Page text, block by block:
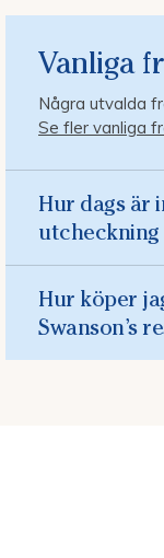
Vanliga
Några utvalda
Se fler vanliga
Hur dags är
utcheckning
Hur köper
Swanson’s